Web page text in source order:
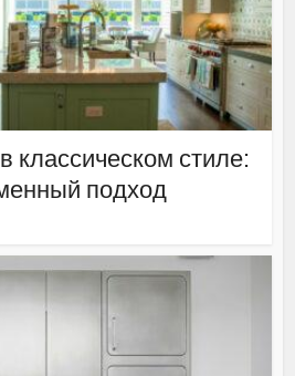
классическом стиле:
подход